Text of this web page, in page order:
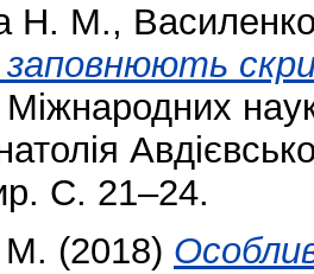
Н. М.,
Міжнародних
С. 21–24.
М. (2018)